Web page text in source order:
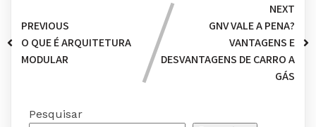
PREVIOUS
O QUE É ARQUITETURA
MODULAR
NEXT
GNV VALE A PENA?
VANTAGENS E
DESVANTAGENS DE CARRO A
GÁS
Pesquisar